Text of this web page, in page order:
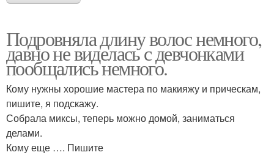
Подровняла длину волос немного,
давно не виделась с девчонками
пообщались немного.
Кому нужны хорошие мастера по макияжу и прическам,
пишите, я подскажу.
Собрала миксы, теперь можно домой, заниматься
делами.
Кому еще …. Пишите